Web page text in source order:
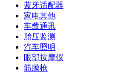
蓝牙适配器
家电其他
车载通讯
胎压监测
汽车照明
眼部按摩仪
筋膜枪